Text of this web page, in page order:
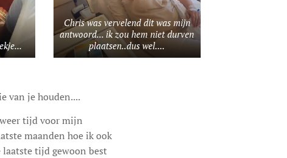
Chris was vervelend dit was mijn
antwoord... ik zou hem niet durven
plaatsen..dus wel....
van je houden....
tijd voor mijn
maanden hoe ik ook
laatste tijd gewoon best